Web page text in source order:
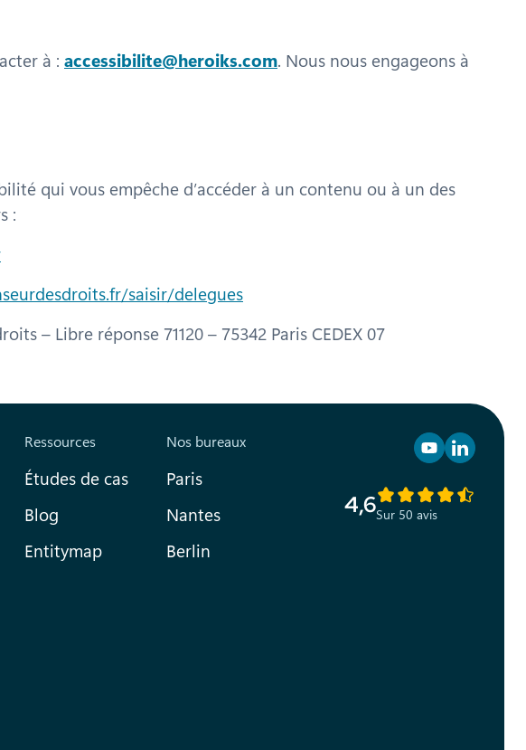
à : accessibilite@heroiks.com. Nous nous engageons à
qui vous empêche d’accéder à un contenu ou à un des
:
saisir/delegues
– Libre réponse 71120 – 75342 Paris CEDEX 07
Ressources
Études de cas
Blog
Entitymap
Nos bureaux
Paris
Nantes
Berlin
Retrouvez
4,6Sur 50 avis